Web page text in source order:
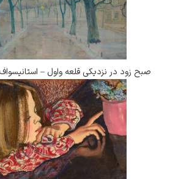
نزدیکی قلعه واول – استانیسواف ویسپیانسکی